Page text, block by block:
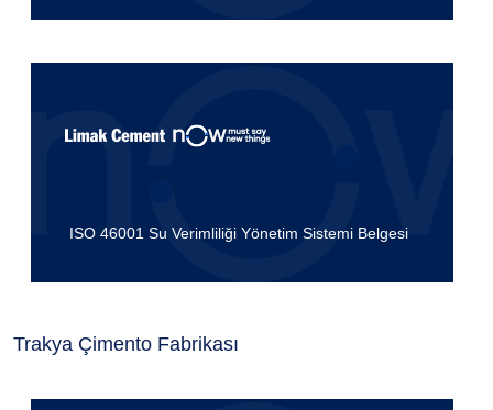
ISO 46001 Su Verimliliği Yönetim Sistemi Belgesi
Trakya Çimento Fabrikası